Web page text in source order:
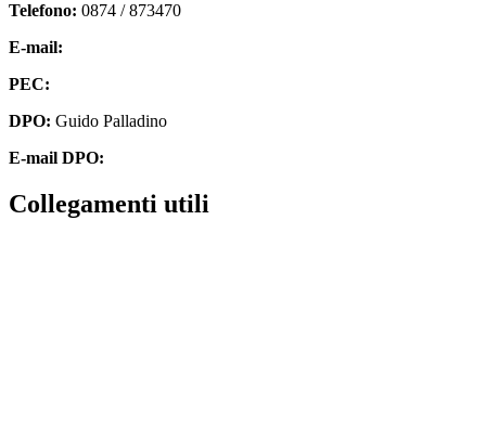
Telefono: 0874 / 873470
E-mail:
PEC:
DPO: Guido Palladino
E-mail DPO:
Collegamenti utili